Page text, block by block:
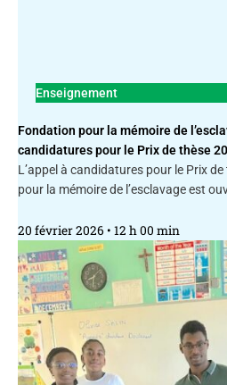
Enseignement
Fondation pour la mémoire de
candidatures pour le Prix de thèse
L’appel à candidatures pour le Prix
pour la mémoire de l’esclavage est
20 février 2026 12 h 00 min